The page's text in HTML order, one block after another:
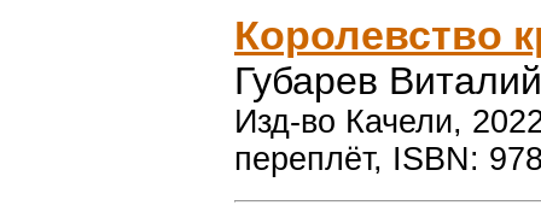
Королевство
Губарев
Изд-во Качели,
переплёт, ISBN: